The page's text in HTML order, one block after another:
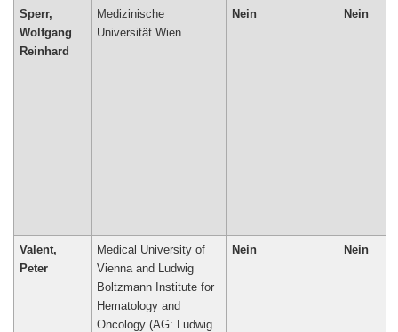
Sperr,
Wolfgang
Reinhard
Medizinische
Universität Wien
Nein Nein
Valent,
Peter
Medical University of
Vienna and Ludwig
Boltzmann Institute for
Hematology and
Oncology (AG: Ludwig
Nein Nein